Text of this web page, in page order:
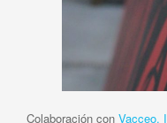
Colaboración con Vacceo.